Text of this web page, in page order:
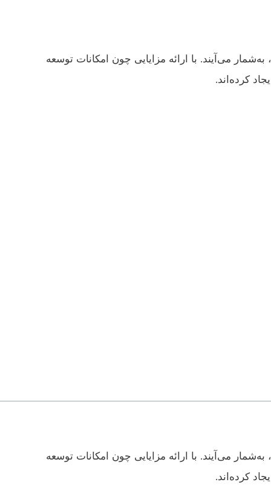
می‌آیند. با ارائه مزایایی چون امکانات توسعه
کرده‌اند.
می‌آیند. با ارائه مزایایی چون امکانات توسعه
کرده‌اند.